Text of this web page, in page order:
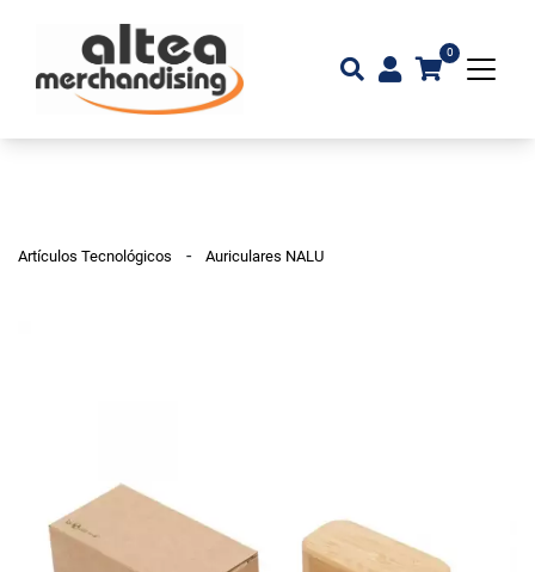
0
Artículos Tecnológicos - Auriculares NALU